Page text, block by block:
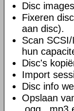
Disc
Fixeren
aan disc).
Scan
hun
Disc's
Import
Disc info
Opslaan